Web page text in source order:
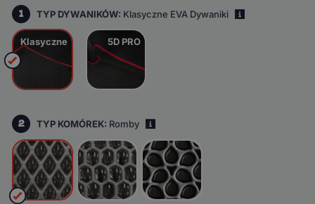
1 TYP DYWANIKÓW: Klasyczne EVA Dywaniki
Klasyczne 5D PRO
2 TYP KOMÓREK: Romby